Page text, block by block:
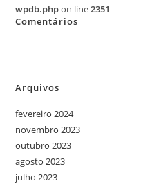
wpdb.phpon line2351
Comentários
Arquivos
fevereiro 2024
novembro 2023
outubro 2023
agosto 2023
julho 2023